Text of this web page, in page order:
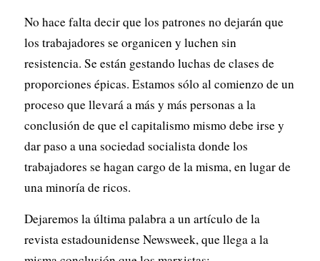
No hace falta decir que los patrones no dejarán que
los trabajadores se organicen y luchen sin
resistencia. Se están gestando luchas de clases de
proporciones épicas. Estamos sólo al comienzo de un
proceso que llevará a más y más personas a la
conclusión de que el capitalismo mismo debe irse y
dar paso a una sociedad socialista donde los
trabajadores se hagan cargo de la misma, en lugar de
una minoría de ricos.
Dejaremos la última palabra a un artículo de la
revista estadounidenseNewsweek, que llega a la